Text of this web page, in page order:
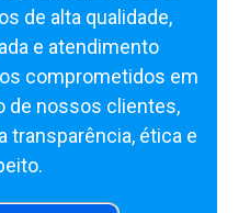
de alta qualidade,
e atendimento
comprometidos em
de nossos clientes,
transparência, ética e